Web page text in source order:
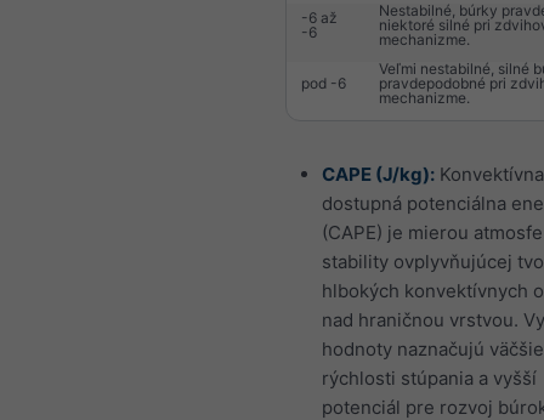
-6 až
-6
Nestabilné, búrky
niektoré silné pri
mechanizme.
pod -6
Veľmi nestabilné, silné
pravdepodobné pri
mechanizme.
CAPE (J/kg): Konvektívna
dostupná potenciálna
(CAPE) je mierou
stability ovplyvňujúcej
hlbokých konvektívnych
nad hraničnou vrstvou.
hodnoty naznačujú väčšie
rýchlosti stúpania a vyšší
potenciál pre rozvoj